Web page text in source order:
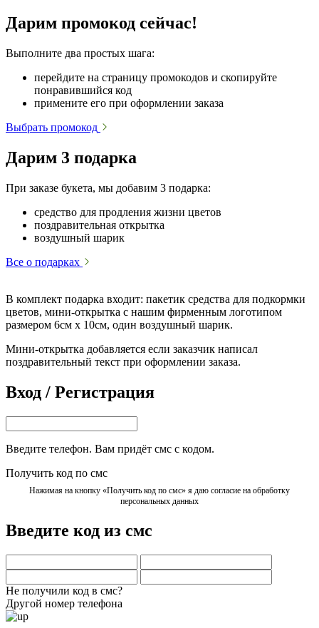
Дарим промокод сейчас!
Выполните два простых шага:
перейдите на страницу промокодов и скопируйте
понравившийся код
примените его при оформлении заказа
Выбрать промокод
Дарим 3 подарка
При заказе букета, мы добавим 3 подарка:
средство для продления жизни цветов
поздравительная открытка
воздушный шарик
Все о подарках
В комплект подарка входит: пакетик средства для подкормки
цветов, мини-открытка с нашим фирменным логотипом
размером 6см х 10см, один воздушный шарик.
Мини-открытка добавляется если заказчик написал
поздравительный текст при оформлении заказа.
Вход / Регистрация
Введите телефон. Вам придёт смс с кодом.
Получить код по смс
Нажимая на кнопку «Получить код по смс» я даю согласие на обработку
персональных данных
Введите код из смс
Не получили код в смс?
Другой номер телефона